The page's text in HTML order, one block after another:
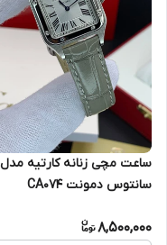
ساعت مچی زنانه کارتیه مدل
سانتوس دمونت CA0۷۴
8,500,000